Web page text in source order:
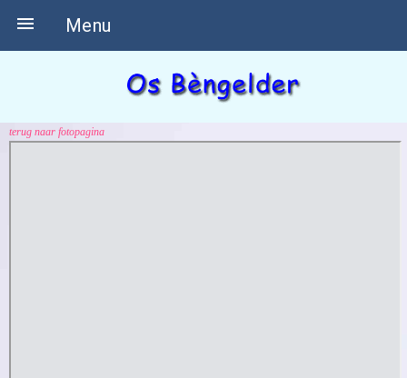
Menu

terug naar fotopagina